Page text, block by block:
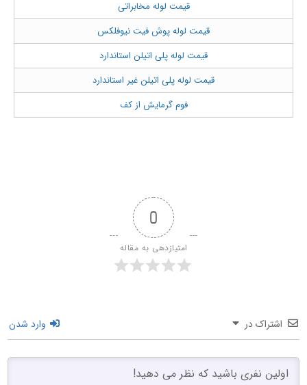
قیمت لوله مخابراتی
قیمت لوله پوش فیت نیوفلکس
قیمت لوله پلی اتیلن استاندارد
قیمت لوله پلی اتیلن غیر استاندارد
فوم گرمایش از کف
0
امتیازدهی به مقاله
اشتراک در وارد شدن